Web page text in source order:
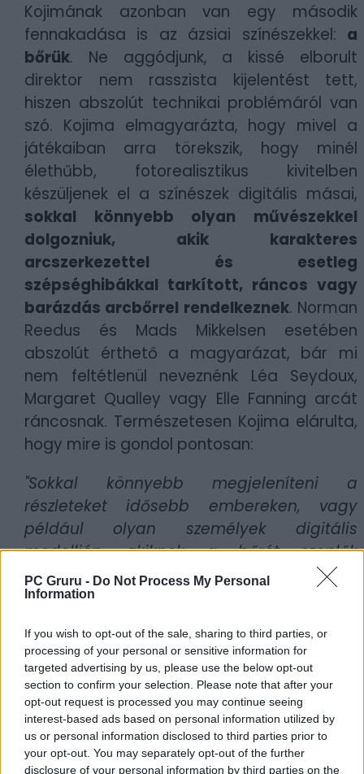
PC Gruru - Do Not Process My Personal
Information
If you wish to opt-out of the sale, sharing to third parties, or
processing of your personal or sensitive information for
targeted advertising by us, please use the below opt-out
section to confirm your selection. Please note that after your
opt-out request is processed you may continue seeing
interest-based ads based on personal information utilized by
us or personal information disclosed to third parties prior to
your opt-out. You may separately opt-out of the further
disclosure of your personal information by third parties on the
Kojimának azonban van egy második
fennakadása is az ázsiai színészekkel: a
bőrük. Ne aggódjunk, a kissé elborult
direktor nem rasszista kijelentést tett,
hiszen abszolút technikai problémáról van
szó. Kojima elmagyarázta, hogy mivel a
játékaiban arra törekszik, hogy minél
élethűbb, fotorealisztikus kivitelben
készüljenek el a színészek digitális másai,
sokkal könnyebb olyan művészekkel
dolgozniuk, akik karakteres
arcszerkezettel és esetleg
szépséghibákkal tarkított, ráncos vagy
barázdás arcbőrrel rendelkeznek. Norman
Reedus és Mads Mikkelsen esetében
abszolút érthető a magyarázat, bár mi
nem feltétlenül neveznénk Léa Seydoux,
Margaret Qualley vagy Elle Fanning arcát
ráncosnak. Természetesen Kojima elárulta,
hogy mire is gondol pontosan:
"Sokkal könnyebb megjeleníteni a
részleteket idősebb embereken, vagy
például olyan személyek digitális
modelljén, akiknek a bőrét szeplők
tarkítják. Korábban többször próbáltam
japán színészekkel dolgozni, de azt
élethű CG-modellt készíteni hozzájuk.
Ezúttal azonban új technológiát
használtunk, a végeredménnyel pedig
elégedett vagyok. Legközelebb pedig még
sikeresebbek leszünk!"- magyarázta el a
Death Stranding 2 rendezője.